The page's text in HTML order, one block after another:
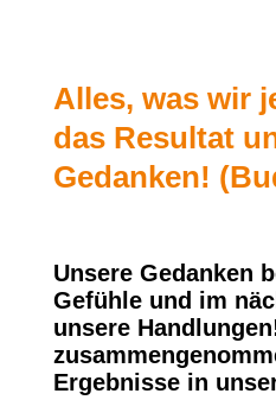
Alles, was wir
das Resultat
Gedanken!
Unsere Gedanken
Gefühle und im
unsere
Ergebnisse in